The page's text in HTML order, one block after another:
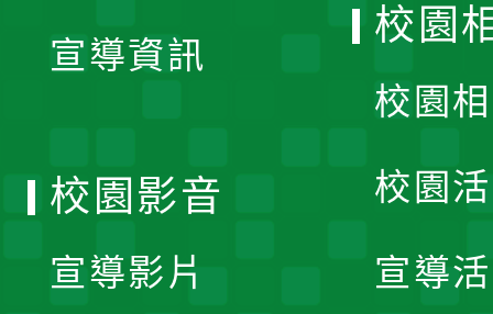
宣導資訊
校園
校園
校園
宣導
校園影音
宣導影片